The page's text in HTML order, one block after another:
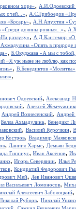
хоре», А.И.Одоевский
очей...», А.С.Грибоедов
«Косарь», А.Н.Апухтин
«Среди долины ровныя...»,
разлуку», А.Д.Кантемир «О
«Опять в природе
, Б.Окуджава «А мы с тобой,
«Я уж ныне не люблю, как
, В.Бенедиктов «Молитва»
,
Одоевский, Александр
, Алексей
Андрей Вознесенский, Андрей
Белла Ахмадулина, Бенедикт
, Василий Курочкин,
Костров, Владимир
, Даниил Хармс, Демьян
Гиппиус, Иван Аксёнов,
, Игорь Северянин, Илья
, Кондратий Федорович
Мей, Лев Иванович
Васильевич Ломоносов,
Алексеевич Заболоцкий,
Рубцов, Николай